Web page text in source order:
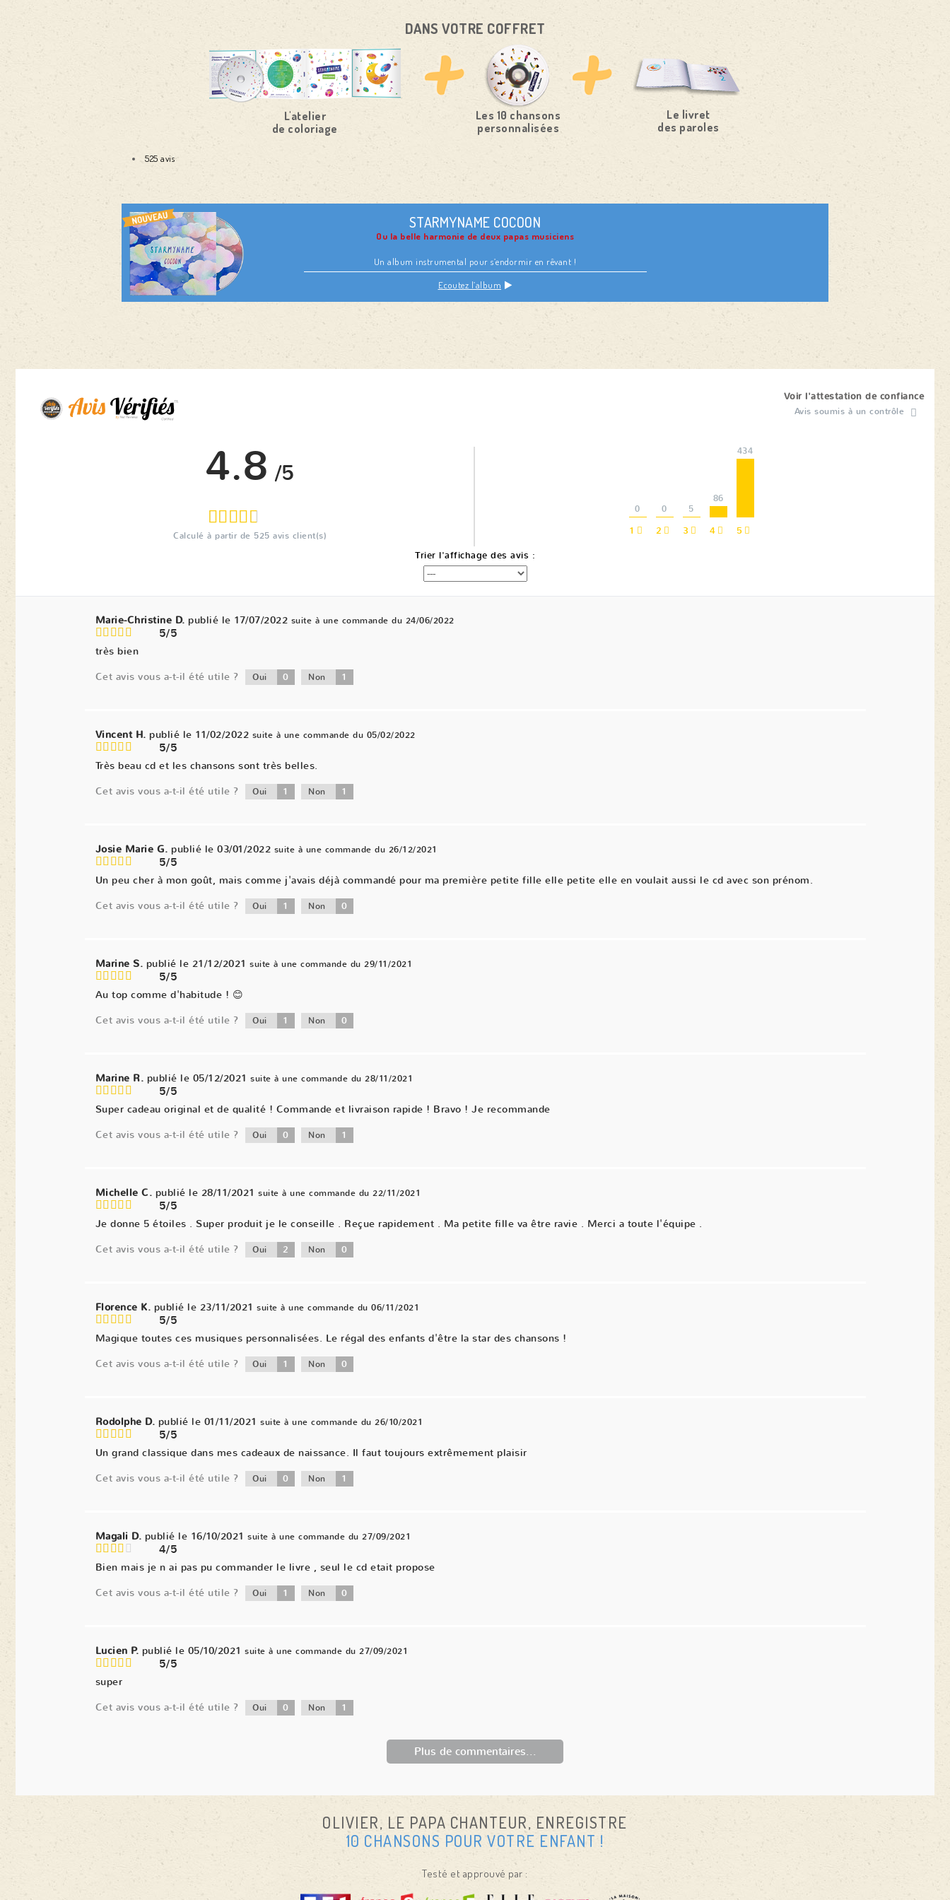
DANS VOTRE COFFRET
L'atelier
de coloriage
Les 10 chansons
personnalisées
Le livret
des paroles
525 avis
STARMYNAME COCOON
Ou la belle harmonie de deux papas musiciens
Un album instrumental pour s’endormir en rêvant !
Ecoutez l’album
Voir l'attestation de confiance
Avis soumis à un contrôle
4.8 /5
Calculé à partir de 525 avis client(s) 1
0
2
0
3
5
4
86
5
434
Trier l'affichage des avis :
Marie-Christine D. publié le 17/07/2022 suite à une commande du 24/06/2022
5/5
très bien
Cet avis vous a-t-il été utile ?
Oui 0 Non 1
Vincent H. publié le 11/02/2022 suite à une commande du 05/02/2022
5/5
Très beau cd et les chansons sont très belles.
Cet avis vous a-t-il été utile ?
Oui 1 Non 1
Josie Marie G. publié le 03/01/2022 suite à une commande du 26/12/2021
5/5
Un peu cher à mon goût, mais comme j'avais déjà commandé pour ma première petite fille elle petite elle en voulait aussi le cd avec son prénom.
Cet avis vous a-t-il été utile ?
Oui 1 Non 0
Marine S. publié le 21/12/2021 suite à une commande du 29/11/2021
5/5
Au top comme d'habitude ! 😊
Cet avis vous a-t-il été utile ?
Oui 1 Non 0
Marine R. publié le 05/12/2021 suite à une commande du 28/11/2021
5/5
Super cadeau original et de qualité ! Commande et livraison rapide ! Bravo ! Je recommande
Cet avis vous a-t-il été utile ?
Oui 0 Non 1
Michelle C. publié le 28/11/2021 suite à une commande du 22/11/2021
5/5
Je donne 5 étoiles . Super produit je le conseille . Reçue rapidement . Ma petite fille va être ravie . Merci a toute l'équipe .
Cet avis vous a-t-il été utile ?
Oui 2 Non 0
Florence K. publié le 23/11/2021 suite à une commande du 06/11/2021
5/5
Magique toutes ces musiques personnalisées. Le régal des enfants d'être la star des chansons !
Cet avis vous a-t-il été utile ?
Oui 1 Non 0
Rodolphe D. publié le 01/11/2021 suite à une commande du 26/10/2021
5/5
Un grand classique dans mes cadeaux de naissance. Il faut toujours extrêmement plaisir
Cet avis vous a-t-il été utile ?
Oui 0 Non 1
Magali D. publié le 16/10/2021 suite à une commande du 27/09/2021
4/5
Bien mais je n ai pas pu commander le livre , seul le cd etait propose
Cet avis vous a-t-il été utile ?
Oui 1 Non 0
Lucien P. publié le 05/10/2021 suite à une commande du 27/09/2021
5/5
super
Cet avis vous a-t-il été utile ?
Oui 0 Non 1
Plus de commentaires...
OLIVIER, LE PAPA CHANTEUR, ENREGISTRE
10 CHANSONS POUR VOTRE ENFANT !
Testé et approuvé par :